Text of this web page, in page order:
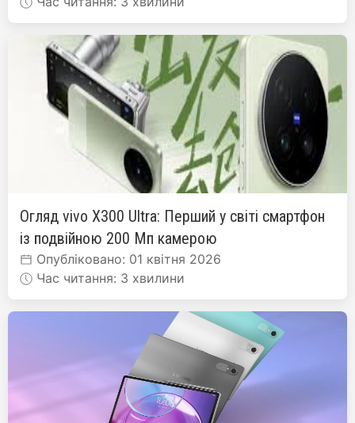
Огляд vivo X300 Ultra: Перший у світі смартфон
із подвійною 200 Мп камерою
Опубліковано: 01 квітня 2026
Час читання: 3 хвилини